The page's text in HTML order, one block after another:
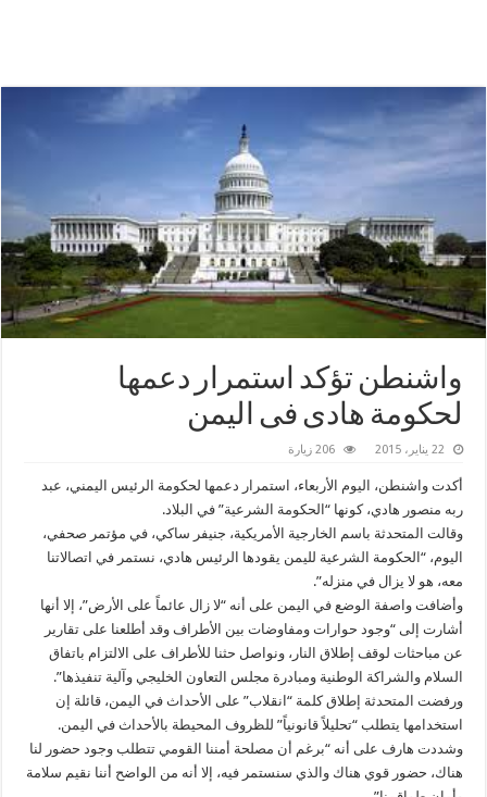
‏واشنطن‬ تؤكد استمرار دعمها
لحكومة هادى فى ‫‏اليمن‬
22 يناير، 2015 206 زيارة
أكدت واشنطن، اليوم الأربعاء، استمرار دعمها لحكومة الرئيس اليمني، عبد
ربه منصور هادي، كونها “الحكومة الشرعية” في البلاد.
وقالت المتحدثة باسم الخارجية الأمريكية، جنيفر ساكي، في مؤتمر صحفي،
اليوم، “الحكومة الشرعية لليمن يقودها الرئيس هادي، نستمر في اتصالاتنا
معه، هو لا يزال في منزله”.
وأضافت واصفة الوضع في اليمن على أنه “لا زال عائماً على الأرض”، إلا أنها
أشارت إلى “وجود حوارات ومفاوضات بين الأطراف وقد أطلعنا على تقارير
عن مباحثات لوقف إطلاق النار، ونواصل حثنا للأطراف على الالتزام باتفاق
السلام والشراكة الوطنية ومبادرة مجلس التعاون الخليجي وآلية تنفيذها”.
ورفضت المتحدثة إطلاق كلمة “انقلاب” على الأحداث في اليمن، قائلة إن
استخدامها يتطلب “تحليلاً قانونياً” للظروف المحيطة بالأحداث في اليمن.
وشددت هارف على أنه “برغم أن مصلحة أمننا القومي تتطلب وجود حضور لنا
هناك، حضور قوي هناك والذي سنستمر فيه، إلا أنه من الواضح أننا نقيم سلامة